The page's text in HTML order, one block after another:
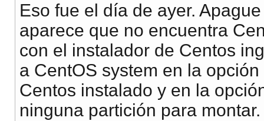
Eso fue el día de ayer.
aparece que no encuentra
con el instalador de Centos
a CentOS system en la
Centos instalado y en la
ninguna partición para montar.